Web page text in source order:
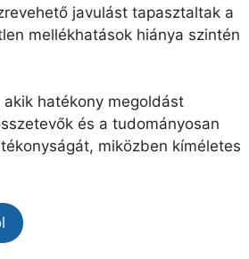
javulást tapasztaltak a
mellékhatások hiánya szintén
hatékony megoldást
és a tudományosan
miközben kíméletes